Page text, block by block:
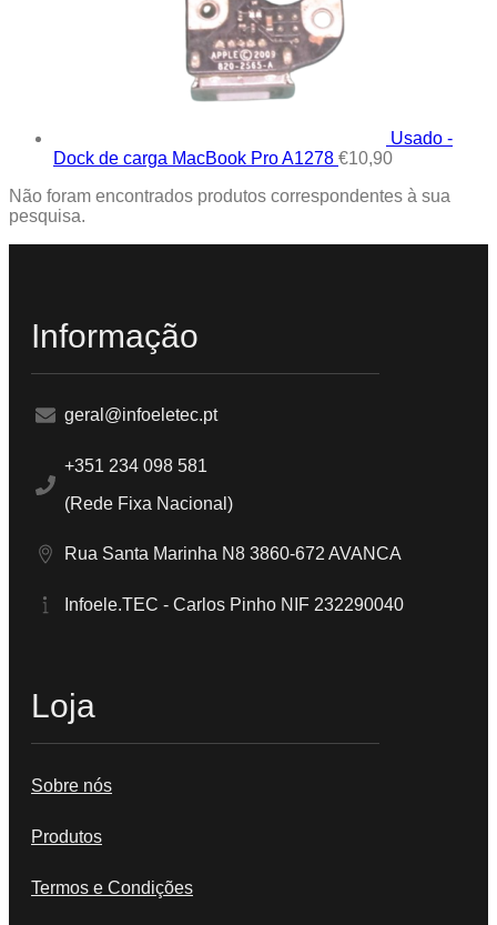
Usado -
Dock de carga MacBook Pro A1278 €10,90
Não foram encontrados produtos correspondentes à sua
pesquisa.
Informação
geral@infoeletec.pt
+351 234 098 581
(Rede Fixa Nacional)
Rua Santa Marinha N8 3860-672 AVANCA
Infoele.TEC - Carlos Pinho NIF 232290040
Loja
Sobre nós
Produtos
Termos e Condições